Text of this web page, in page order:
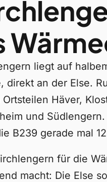
liegt auf
direkt an der Else.
Häver,
und
B239 gerade mal
für die
macht: Die Else